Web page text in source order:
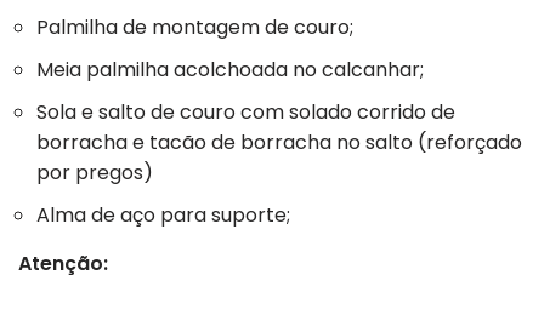
Palmilha de montagem de couro;
Meia palmilha acolchoada no calcanhar;
Sola e salto de couro com solado corrido de
borracha e tacão de borracha no salto (reforçado
por pregos)
Alma de aço para suporte;
Atenção: